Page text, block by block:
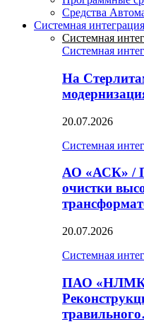
Средства
Системная интеграция
Системная
Системная
На
20.07.2026
Системная
АО «АСК» /
очистки
20.07.2026
Системная
ПАО